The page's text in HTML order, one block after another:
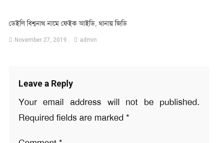
ডেইলি বিশ্বনাথ নামে ফেইক আইডি, থানায় জিডি
November 27, 2019 admin
Leave a Reply
Your email address will not be published.
Required fields are marked *